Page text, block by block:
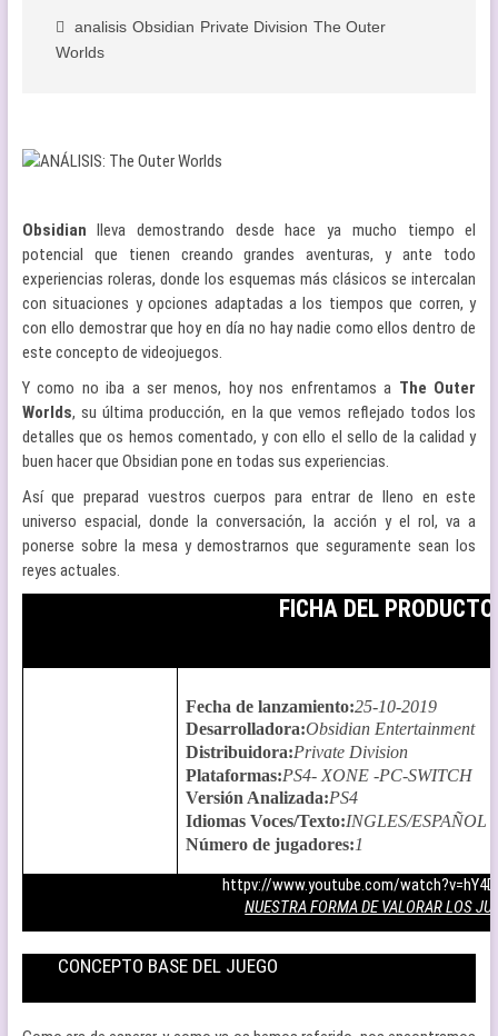
analisis Obsidian Private Division The Outer
Worlds
Obsidian lleva demostrando desde hace ya mucho tiempo el
potencial que tienen creando grandes aventuras, y ante todo
experiencias roleras, donde los esquemas más clásicos se intercalan
con situaciones y opciones adaptadas a los tiempos que corren, y
con ello demostrar que hoy en día no hay nadie como ellos dentro de
este concepto de videojuegos.
Y como no iba a ser menos, hoy nos enfrentamos a The Outer
Worlds, su última producción, en la que vemos reflejado todos los
detalles que os hemos comentado, y con ello el sello de la calidad y
buen hacer que Obsidian pone en todas sus experiencias.
Así que preparad vuestros cuerpos para entrar de lleno en este
universo espacial, donde la conversación, la acción y el rol, va a
ponerse sobre la mesa y demostrarnos que seguramente sean los
reyes actuales.
FICHA DEL PRODUCTO
Fecha de lanzamiento:25-10-2019
Desarrolladora:Obsidian Entertainment
Distribuidora:Private Division
Plataformas:PS4- XONE -PC-SWITCH
Versión Analizada:PS4
Idiomas Voces/Texto:INGLES/ESPAÑOL
Número de jugadores:1
httpv://www.youtube.com/
NUESTRA FORMA DE VALORAR LOS
CONCEPTO BASE DEL JUEGO